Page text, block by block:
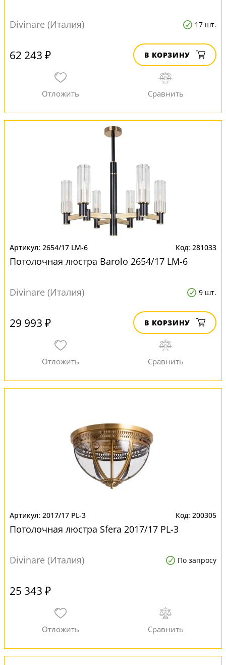
Divinare (Италия) 17 шт.
62 243 ₽ В КОРЗИНУ
2654/17 LM-6 281033
Потолочная люстра Barolo 2654/17 LM-6
Divinare (Италия) 9 шт.
29 993 ₽ В КОРЗИНУ
2017/17 PL-3 200305
Потолочная люстра Sfera 2017/17 PL-3
Divinare (Италия) По запросу
25 343 ₽